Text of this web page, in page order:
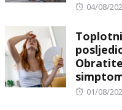
Posted
04/08/
Posted
01/08/